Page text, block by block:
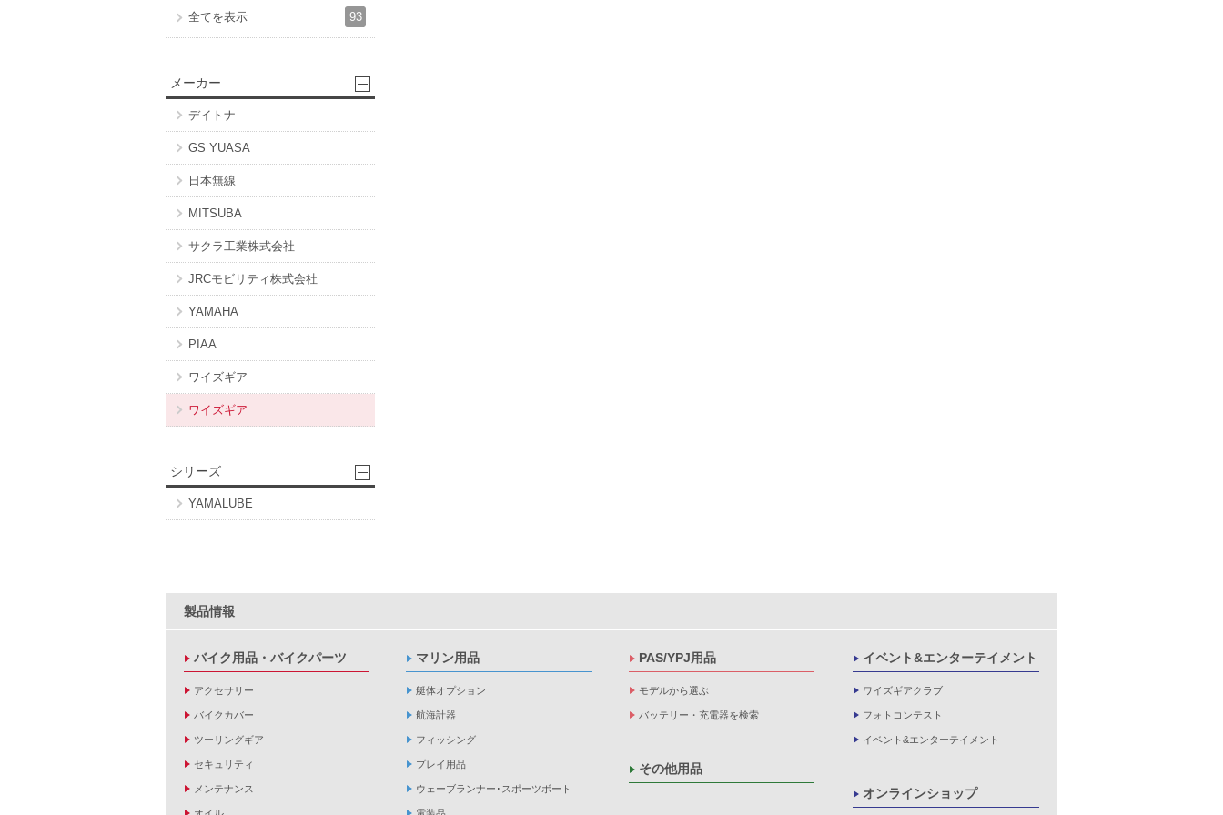
全てを表示 93
メーカー
デイトナ
GS YUASA
日本無線
MITSUBA
サクラ工業株式会社
JRCモビリティ株式会社
YAMAHA
PIAA
ワイズギア
ワイズギア
シリーズ
YAMALUBE
製品情報
バイク用品・バイクパーツ
アクセサリー
バイクカバー
ツーリングギア
セキュリティ
メンテナンス
マリン用品
艇体オプション
航海計器
フィッシング
プレイ用品
ウェーブランナー･スポーツボート
PAS/YPJ用品
モデルから選ぶ
バッテリー・充電器を検索
その他用品
イベント&エンターテイメント
ワイズギアクラブ
フォトコンテスト
イベント&エンターテイメント
オンラインショップ